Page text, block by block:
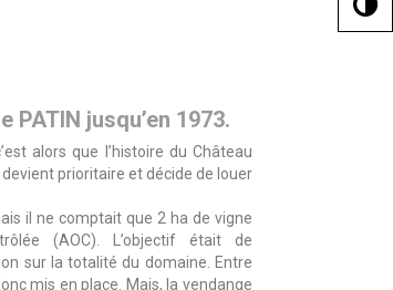
jusqu’en 1973.
alors que l’histoire du Château
devient prioritaire et décide de louer
il ne comptait que 2 ha de vigne
(AOC). L’objectif était de
sur la totalité du domaine. Entre
mis en place. Mais, la vendange